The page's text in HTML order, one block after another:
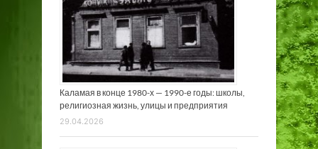
Каламая в конце 1980-х — 1990-е годы: школы,
религиозная жизнь, улицы и предприятия
29.04.2026